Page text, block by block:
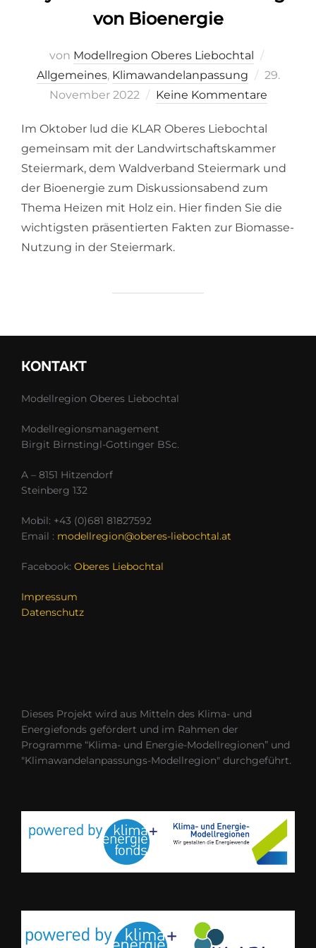
von Bioenergie
von Modellregion Oberes Liebochtal
Allgemeines, Klimawandelanpassung
am
29.
November 2022
Keine Kommentare
Im Oktober lud die KLAR Oberes Liebochtal
gemeinsam mit der Landwirtschaftskammer
Steiermark, dem Waldverband Steiermark und
der Bioenergie zum Diskussionsabend zum
Thema Heizen mit Holz ein. Hier finden Sie die
wichtigsten präsentierten Fakten zur Biomasse-
Nutzung in der Steiermark.
KONTAKT
Modellregion Oberes Liebochtal
Modellregionsmanagement
Birgit Birnstingl-Gottinger BSc.
A – 8151 Hitzendorf
Steinberg 132
Mobil: +43 (0)681 81827592
Email : modellregion@oberes-liebochtal.at
Facebook: Oberes Liebochtal
Impressum
Datenschutz
Dieses Projekt wird aus Mitteln des Klima- und
Energiefonds gefördert und im Rahmen der
Programme “Klima- und Energie-Modellregionen” und
"Klimawandelanpassungs-Modellregion" durchgeführt.